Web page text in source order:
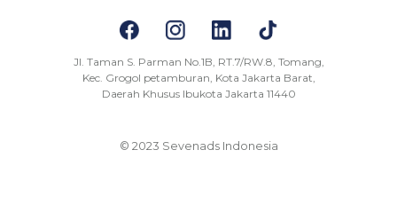
Jl. Taman S. Parman No.1B, RT.7/RW.8, Tomang,
Kec. Grogol petamburan, Kota Jakarta Barat,
Daerah Khusus Ibukota Jakarta 11440
© 2023 Sevenads Indonesia